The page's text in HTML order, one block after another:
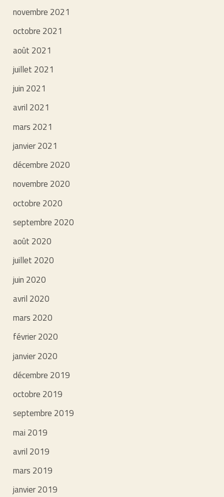
novembre 2021
octobre 2021
août 2021
juillet 2021
juin 2021
avril 2021
mars 2021
janvier 2021
décembre 2020
novembre 2020
octobre 2020
septembre 2020
août 2020
juillet 2020
juin 2020
avril 2020
mars 2020
février 2020
janvier 2020
décembre 2019
octobre 2019
septembre 2019
mai 2019
avril 2019
mars 2019
janvier 2019